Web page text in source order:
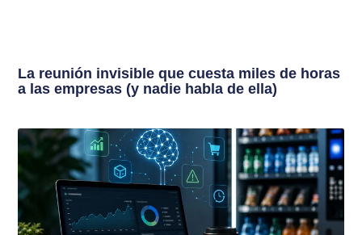
La reunión invisible que cuesta miles de horas
a las empresas (y nadie habla de ella)